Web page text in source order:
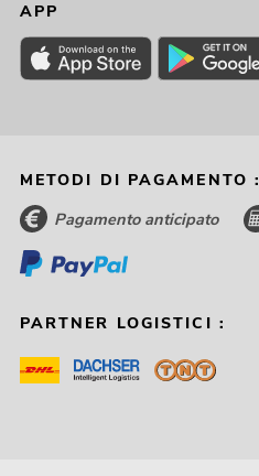
APP
METODI DI PAGAMENTO :
Pagamento anticipato
PARTNER LOGISTICI :